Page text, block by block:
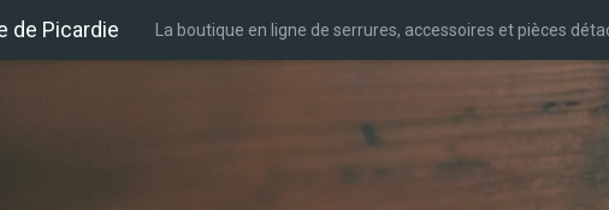
de Picardie La boutique en ligne de serrures, accessoires et pièces